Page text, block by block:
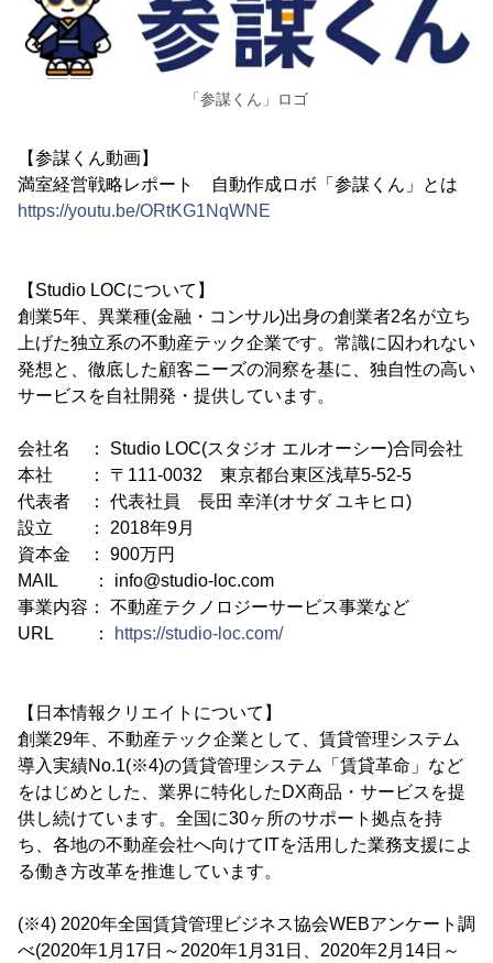
「参謀くん」ロゴ
【参謀くん動画】
満室経営戦略レポート 自動作成ロボ「参謀くん」とは
https://youtu.be/ORtKG1NqWNE
【Studio LOCについて】
創業5年、異業種(金融・コンサル)出身の創業者2名が立ち
上げた独立系の不動産テック企業です。常識に囚われない
発想と、徹底した顧客ニーズの洞察を基に、独自性の高い
サービスを自社開発・提供しています。
会社名 ： Studio LOC(スタジオ エルオーシー)合同会社
本社 ： 〒111-0032 東京都台東区浅草5-52-5
代表者 ： 代表社員 長田 幸洋(オサダ ユキヒロ)
設立 ： 2018年9月
資本金 ： 900万円
MAIL ： info@studio-loc.com
事業内容： 不動産テクノロジーサービス事業など
URL ：
https://studio-loc.com/
【日本情報クリエイトについて】
創業29年、不動産テック企業として、賃貸管理システム
導入実績No.1(※4)の賃貸管理システム「賃貸革命」など
をはじめとした、業界に特化したDX商品・サービスを提
供し続けています。全国に30ヶ所のサポート拠点を持
ち、各地の不動産会社へ向けてITを活用した業務支援によ
る働き方改革を推進しています。
(※4) 2020年全国賃貸管理ビジネス協会WEBアンケート調
べ(2020年1月17日～2020年1月31日、2020年2月14日～